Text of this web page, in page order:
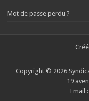
Mot de passe perdu ?
Copyright © 2026
19
Email